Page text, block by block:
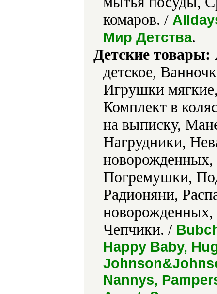
комаров. /
Мир Детства.
Детские товары:
детское,
Игрушки
Комплект в
на выписку,
Нагрудники,
Погремушки,
Радионяни,
новорожденных,
Чепчики. /
Happy Baby,
Nannys,